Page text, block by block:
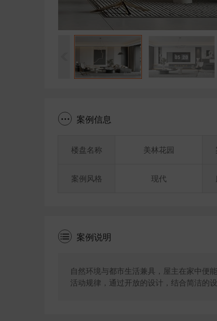
案例信息
楼盘名称
案例风格
美林花园
现代
案例说明
自然环境与都市生活兼具，屋主在家中便
活动规律，通过开放的设计，结合简洁的